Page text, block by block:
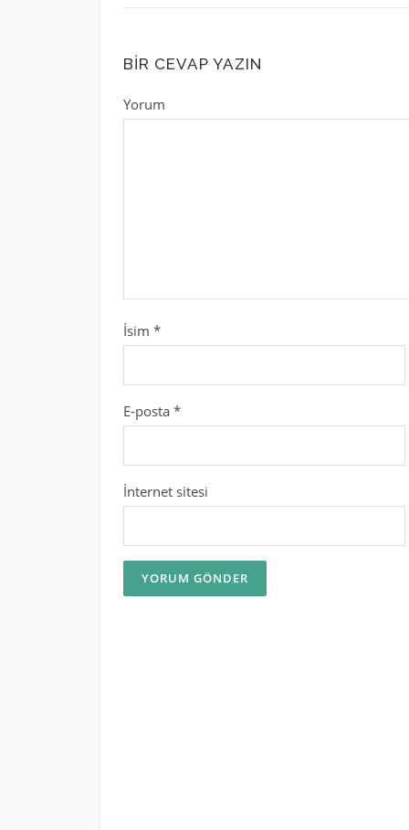
BIR CEVAP YAZIN
Yorum
İsim *
E-posta *
İnternet sitesi